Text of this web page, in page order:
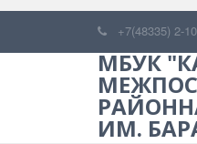
+7(48335) 2-
МБУК
ИМ.